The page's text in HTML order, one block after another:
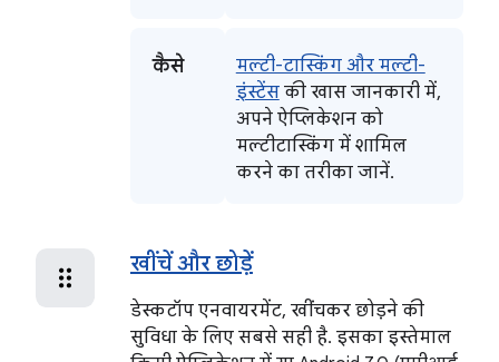
कैसे
मल्टी-टास्किंग और मल्टी-
इंस्टेंसकी खास जानकारी में,
अपने ऐप्लिकेशन को
मल्टीटास्किंग में शामिल
करने का तरीका जानें.
खींचें और छोड़ें
डेस्कटॉप एनवायरमेंट, खींचकर छोड़ने की
सुविधा के लिए सबसे सही है. इसका इस्तेमाल